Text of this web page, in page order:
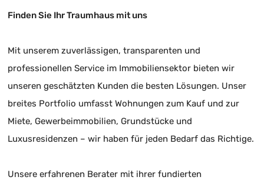
Finden Sie Ihr Traumhaus mit uns
Mit unserem zuverlässigen, transparenten und
professionellen Service im Immobiliensektor bieten wir
unseren geschätzten Kunden die besten Lösungen. Unser
breites Portfolio umfasst Wohnungen zum Kauf und zur
Miete, Gewerbeimmobilien, Grundstücke und
Luxusresidenzen – wir haben für jeden Bedarf das Richtige.
Unsere erfahrenen Berater mit ihrer fundierten